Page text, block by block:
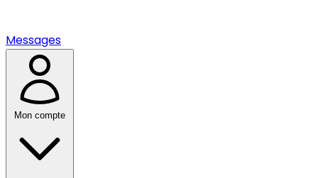
Messages
Mon compte